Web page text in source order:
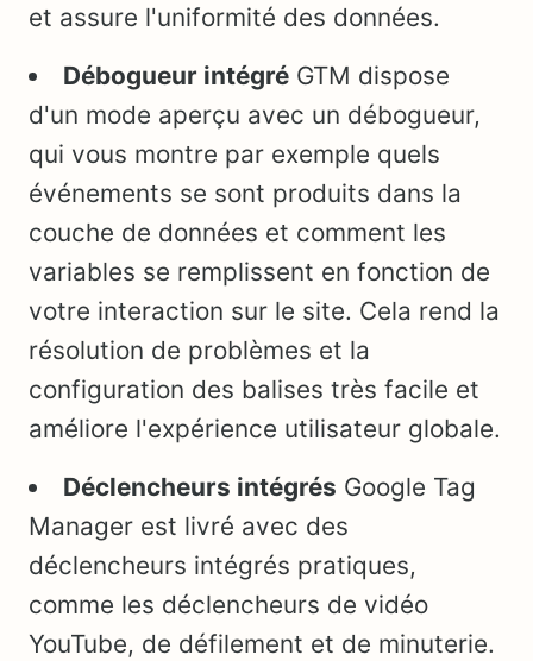
et assure l'uniformité des données.
Débogueur intégré GTM dispose
d'un mode aperçu avec un débogueur,
qui vous montre par exemple quels
événements se sont produits dans la
couche de données et comment les
variables se remplissent en fonction de
votre interaction sur le site. Cela rend la
résolution de problèmes et la
configuration des balises très facile et
améliore l'expérience utilisateur globale.
Déclencheurs intégrés Google Tag
Manager est livré avec des
déclencheurs intégrés pratiques,
comme les déclencheurs de vidéo
YouTube, de défilement et de minuterie.